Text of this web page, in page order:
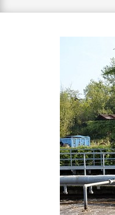
lunedì 05
Sono
fai la